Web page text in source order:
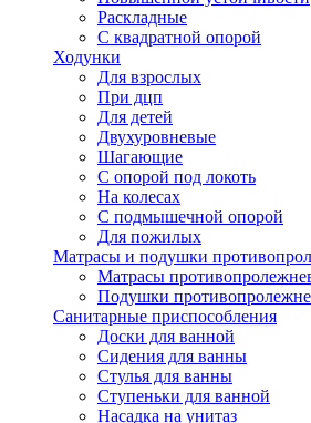
Раскладные
С квадратной опорой
Ходунки
Для взрослых
При дцп
Для детей
Двухуровневые
Шагающие
С опорой под локоть
На колесах
С подмышечной опорой
Для пожилых
Матрасы и подушки
Матрасы
Подушки
Санитарные приспособления
Доски для ванной
Сидения для ванны
Стулья для ванны
Ступеньки для ванной
Насадка на унитаз